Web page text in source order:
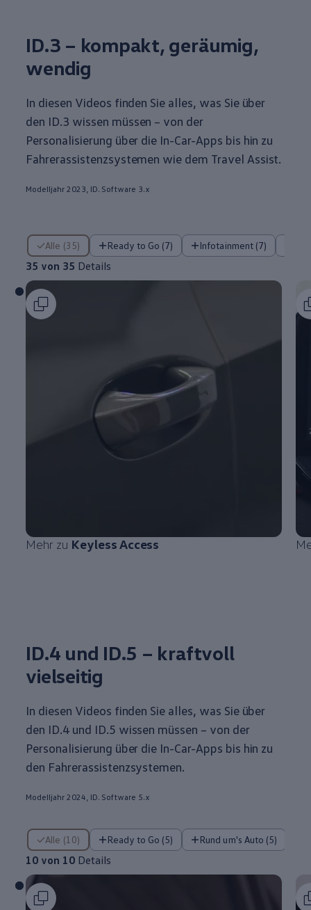
ID.3 – kompakt, geräumig,
wendig
In diesen Videos finden Sie alles, was Sie über
den ID.3 wissen müssen – von der
Personalisierung über die In-Car-Apps bis hin zu
Fahrerassistenzsystemen wie dem Travel Assist.
Modelljahr 2023, ID. Software 3.x
Alle (35) Ready to Go (7) Infotainment (7)
35 von 35 Details
35 von 35 Details
Mehr zu Keyless Access
ID.4 und ID.5 – kraftvoll
vielseitig
In diesen Videos finden Sie alles, was Sie über
den ID.4 und ID.5 wissen müssen – von der
Personalisierung über die In-Car-Apps bis hin zu
den Fahrerassistenzsystemen.
Modelljahr 2024, ID. Software 5.x
Alle (10) Ready to Go (5) Rund um's Auto (5)
10 von 10 Details
10 von 10 Details